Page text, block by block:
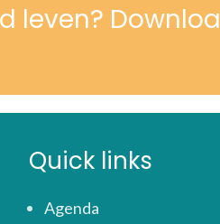
leven?
Quick links
Agenda